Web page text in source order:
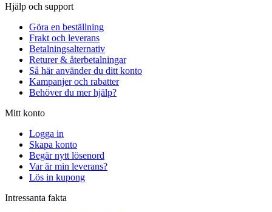
Hjälp och support
Göra en beställning
Frakt och leverans
Betalningsalternativ
Returer & återbetalningar
Så här använder du ditt konto
Kampanjer och rabatter
Behöver du mer hjälp?
Mitt konto
Logga in
Skapa konto
Begär nytt lösenord
Var är min leverans?
Lös in kupong
Intressanta fakta